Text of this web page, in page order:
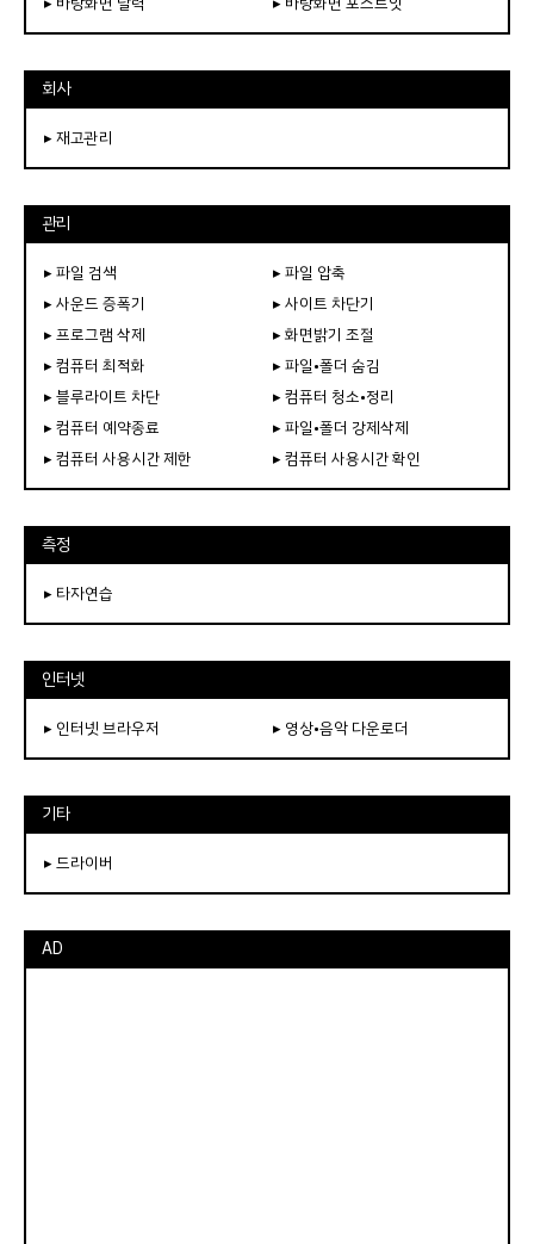
회사
▸ 재고관리
관리
▸ 파일 검색
▸ 파일 압축
▸ 사운드 증폭기
▸ 사이트 차단기
▸ 프로그램 삭제
▸ 화면밝기 조절
▸ 컴퓨터 최적화
▸ 파일•폴더 숨김
▸ 블루라이트 차단
▸ 컴퓨터 청소•정리
▸ 컴퓨터 예약종료
▸ 파일•폴더 강제삭제
▸ 컴퓨터 사용시간 제한
▸ 컴퓨터 사용시간 확인
측정
▸ 타자연습
인터넷
▸ 인터넷 브라우저 ▸ 영상•음악 다운로더
기타
▸ 드라이버
AD